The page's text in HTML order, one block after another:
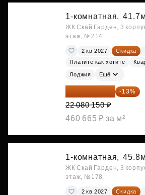
1-комнатная,
ЖК Скай Гарден, 3
этаж, №214
2 кв 2027 Скидка
Платите как хотите
Лоджия Ещё
19 209 731 ₽ -13%
22 080 150 ₽
460 665 ₽ за м²
1-комнатная,
ЖК Скай Гарден, 3
этаж, №178
2 кв 2027 Скидка